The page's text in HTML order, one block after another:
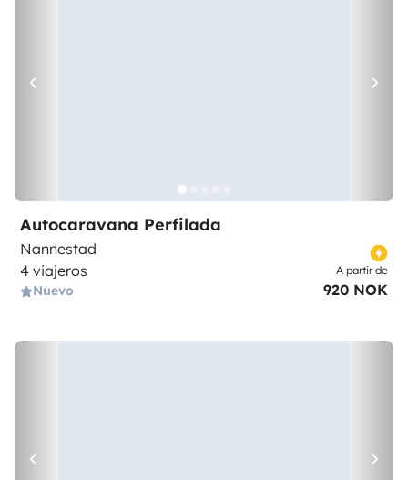
Autocaravana Perfilada
Nannestad
4 viajeros
Nuevo
A partir de
920 NOK